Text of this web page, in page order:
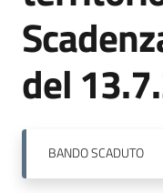
del
BANDOSCADUTO